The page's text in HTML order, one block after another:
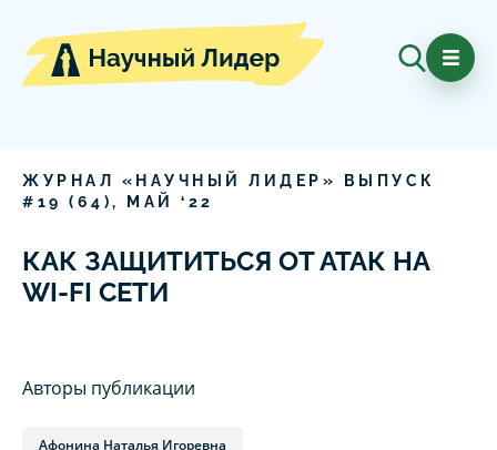
ЖУРНАЛ «НАУЧНЫЙ ЛИДЕР» ВЫПУСК
# 19 ( 64 ), МАЙ ‘ 22
КАК ЗАЩИТИТЬСЯ ОТ АТАК НА
WI-FI СЕТИ
Авторы публикации
Афонина Наталья Игоревна